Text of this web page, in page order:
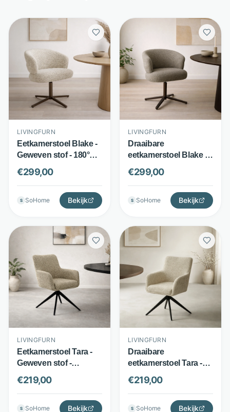
LIVINGFURN
Eetkamerstoel Blake -
Geweven stof - 180°
draaibaar met pocket
springs - Beige -
Livingfurn
€299,00
S SoHome Bekijk
LIVINGFURN
Draaibare
eetkamerstoel Blake -
Geweven stof en staal -
180° draaibaar - Bruin -
Livingfurn
€299,00
S SoHome Bekijk
LIVINGFURN
Eetkamerstoel Tara -
Geweven stof -
Draaibaar met pocket
springs - Beige -
Livingfurn
€219,00
S SoHome Bekijk
LIVINGFURN
Draaibare
eetkamerstoel Tara -
Geweven stof - 360°
draaibaar - Zand -
Livingfurn
€219,00
S SoHome Bekijk